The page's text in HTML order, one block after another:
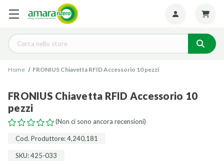
Cerca
Home FRONIUS Chiavetta RFID Accessorio 10 pezzi
FRONIUS Chiavetta RFID Accessorio 10
pezzi
(Non ci sono ancora recensioni)
Cod. Produttore: 4,240,181
SKU: 425-033